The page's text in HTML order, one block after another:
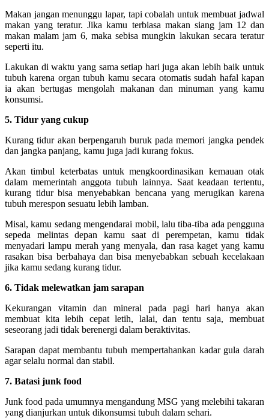
Makan jangan menunggu lapar, tapi cobalah untuk membuat jadwal
makan yang teratur. Jika kamu terbiasa makan siang jam 12 dan
makan malam jam 6, maka sebisa mungkin lakukan secara teratur
seperti itu.
Lakukan di waktu yang sama setiap hari juga akan lebih baik untuk
tubuh karena organ tubuh kamu secara otomatis sudah hafal kapan
ia akan bertugas mengolah makanan dan minuman yang kamu
konsumsi.
5. Tidur yang cukup
Kurang tidur akan berpengaruh buruk pada memori jangka pendek
dan jangka panjang, kamu juga jadi kurang fokus.
Akan timbul keterbatas untuk mengkoordinasikan kemauan otak
dalam memerintah anggota tubuh lainnya. Saat keadaan tertentu,
kurang tidur bisa menyebabkan bencana yang merugikan karena
tubuh merespon sesuatu lebih lamban.
Misal, kamu sedang mengendarai mobil, lalu tiba-tiba ada pengguna
sepeda melintas depan kamu saat di perempetan, kamu tidak
menyadari lampu merah yang menyala, dan rasa kaget yang kamu
rasakan bisa berbahaya dan bisa menyebabkan sebuah kecelakaan
jika kamu sedang kurang tidur.
6. Tidak melewatkan jam sarapan
Kekurangan vitamin dan mineral pada pagi hari hanya akan
membuat kita lebih cepat letih, lalai, dan tentu saja, membuat
seseorang jadi tidak berenergi dalam beraktivitas.
Sarapan dapat membantu tubuh mempertahankan kadar gula darah
agar selalu normal dan stabil.
7. Batasi junk food
Junk food pada umumnya mengandung MSG yang melebihi takaran
yang dianjurkan untuk dikonsumsi tubuh dalam sehari.